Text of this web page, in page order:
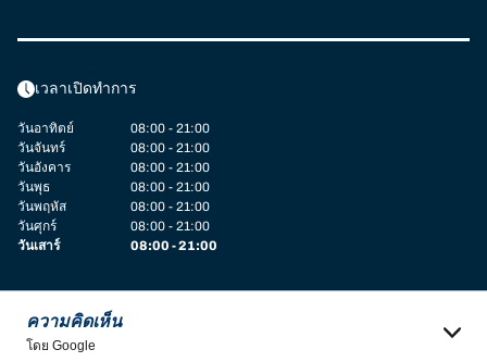
เวลาเปิดทำการ
วันอาทิตย์
08:00 - 21:00
วันจันทร์
08:00 - 21:00
วันอังคาร
08:00 - 21:00
วันพุธ
08:00 - 21:00
วันพฤหัส
08:00 - 21:00
วันศุกร์
08:00 - 21:00
วันเสาร์
08:00 - 21:00
ความคิดเห็น
โดย Google